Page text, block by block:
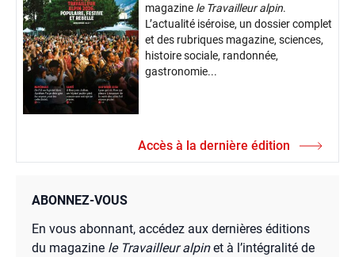
magazine le Travailleur alpin.
L’actualité iséroise, un dossier complet
et des rubriques magazine, sciences,
histoire sociale, randonnée,
gastronomie...
Accès à la dernière édition
ABONNEZ-VOUS
En vous abonnant, accédez aux dernières éditions
du magazine le Travailleur alpinet à l’intégralité de